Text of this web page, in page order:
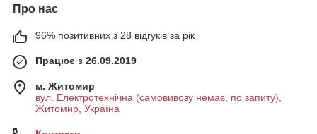
Про нас
96% позитивних з 28 відгуків за рік
Працює з 26.09.2019
м. Житомир
вул. Електротехнічна (самовивозу немає, по запиту),
Житомир, Україна